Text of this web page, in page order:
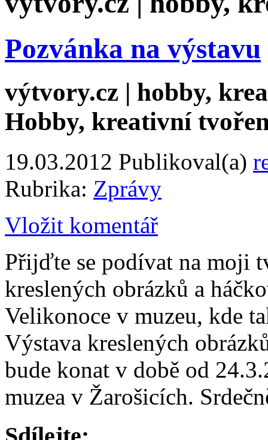
Pozvánka na výstavu
výtvory.cz | hobby,
Hobby, kreativní
19.03.2012 Publikoval(a)
Rubrika: Zprávy
Vložit komentář
Přijďte se podívat na moji
kreslených obrázků a
Velikonoce v muzeu, kde
Výstava kreslených
bude konat v době od
muzea v Žarošicích.